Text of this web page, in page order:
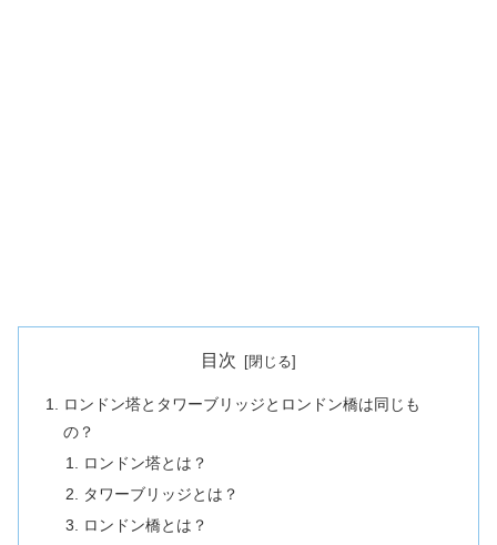
目次
ロンドン塔とタワーブリッジとロンドン橋は同じも
の？
ロンドン塔とは？
タワーブリッジとは？
ロンドン橋とは？